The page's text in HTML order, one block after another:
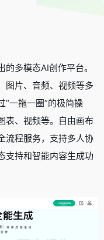
多模态AI创作平台。
图片、音频、视频等多
“一拖一圈”的极简操
表、视频等。自由画布
流程服务，支持多人协
支持和智能内容生成功